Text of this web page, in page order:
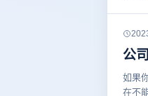
公
如果
在不